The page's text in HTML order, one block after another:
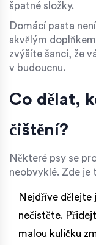
špatné složky.
Domácí pasta
skvělým
zvýšíte šanci, že
v budoucnu.
Co dělat,
čištění?
Některé psy se
neobvyklé. Zde je
Nejdříve dělejte
nečistěte.
malou kuličku